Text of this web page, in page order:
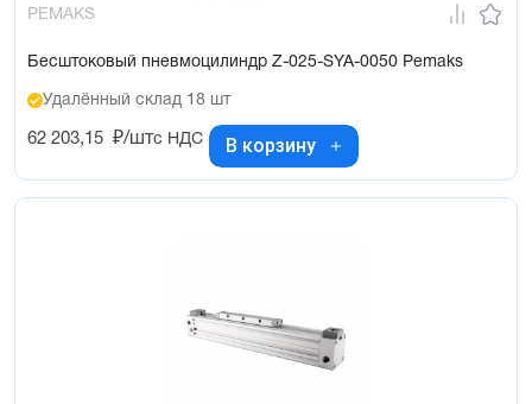
PEMAKS
Бесштоковый пневмоцилиндр Z-025-SYA-0050 Pemaks
Удалённый склад 18 шт
62 203,15 ₽/штс НДС В корзину